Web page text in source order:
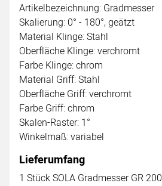
Artikelbezeichnung: Gradmesser
Skalierung: 0° - 180°, geätzt
Material Klinge: Stahl
Oberfläche Klinge: verchromt
Farbe Klinge: chrom
Material Griff: Stahl
Oberfläche Griff: verchromt
Farbe Griff: chrom
Skalen-Raster: 1°
Winkelmaß: variabel
Lieferumfang
1 Stück SOLA Gradmesser GR 200